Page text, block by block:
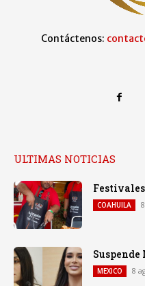
Contáctenos:
ULTIMAS NOTICIAS
COAHUILA
MEXICO 8